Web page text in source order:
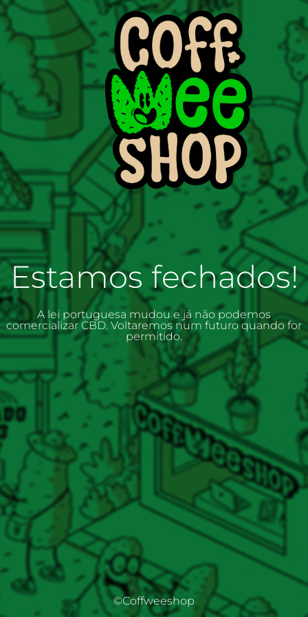
Estamos fechados!
A lei portuguesa mudou e já não podemos
comercializar CBD. Voltaremos num futuro quando for
permitido.
©Coffweeshop